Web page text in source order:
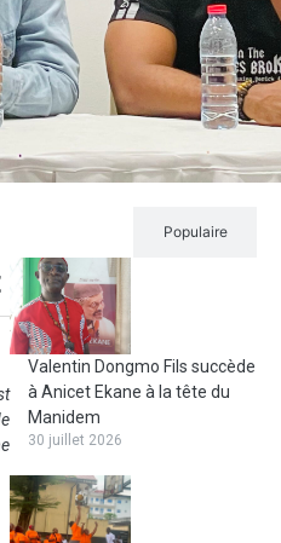
Populaire
Valentin Dongmo Fils succède
à Anicet Ekane à la tête du
Manidem
30 juillet 2026